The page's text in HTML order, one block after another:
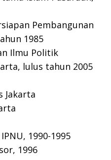
Pembangunan
1985
Ilmu Politik
lulus tahun 2005
Jakarta
1990-1995
1996